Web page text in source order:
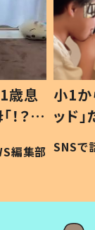
歳息
？」
編集部
小1か
ッド
作り
#令和
SNSで